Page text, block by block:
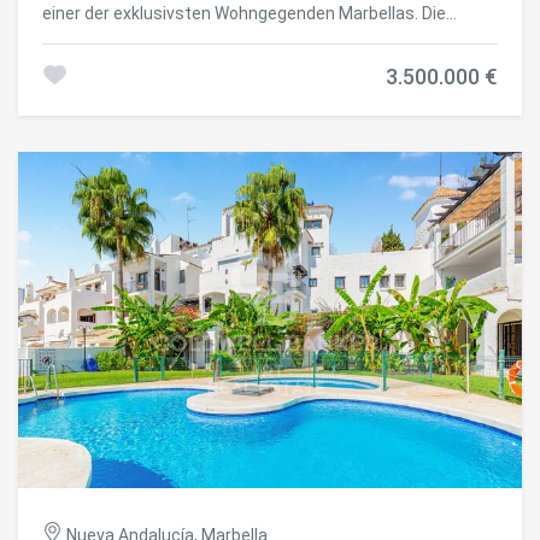
einer der exklusivsten Wohngegenden Marbellas. Die
Boutiquen, renommierten Restaurants und traumhaften
genießen. Die Wohnung wurde 2024 vollständig renoviert
und besticht durch ein modernes Design mit intelligentem
Grundriss, das Tageslicht maximiert und eine warme,
elegante und äußerst komfortable Atmosphäre schafft.
Die Terrasse ist zweifellos eines der Highlights dieser
Immobilie. Sie wurde sorgfältig gestaltet, um das
mediterrane Klima das ganze Jahr über zu genießen, und
verfügt über einen eleganten Außen-Essbereich sowie
eine komfortable Lounge - perfekt zum Entspannen oder
für geselliges Beisammensein. Die Aussicht auf die Anlage
und die strategische Ausrichtung garantieren den ganzen
Tag über Sonne und schaffen einen idealen Rahmen für
das Leben im Freien. Der direkte Zugang von der Terrasse
zum Wohnbereich und zum Hauptschlafzimmer verstärkt
das Gefühl der Kontinuität zwischen Innen- und
Außenbereich und sorgt für Großzügigkeit und eine
ständige Verbindung zur Natur. Im Inneren besticht die
3.500.000 €
Nueva Andalucía, Marbella